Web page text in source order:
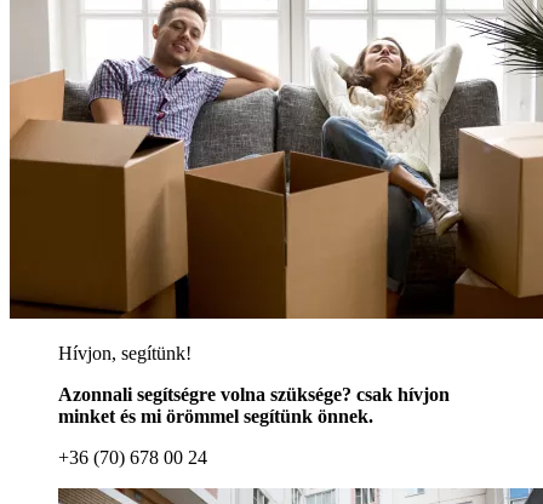
Hívjon, segítünk!
Azonnali segítségre volna szüksége? csak hívjon
minket és mi örömmel segítünk önnek.
+36 (70) 678 00 24